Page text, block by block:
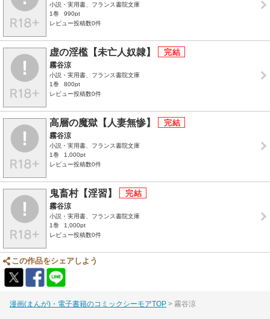
小説・実用書、フランス書院文庫
1巻
990pt
レビュー投稿数0件
虚の淫檻【未亡人奴隷】
霧谷涼
小説・実用書、フランス書院文庫
1巻
800pt
レビュー投稿数0件
高層の魔獄【人妻無惨】
霧谷涼
小説・実用書、フランス書院文庫
1巻
1,000pt
レビュー投稿数0件
鬼畜村【淫習】
霧谷涼
小説・実用書、フランス書院文庫
1巻
1,000pt
レビュー投稿数0件
この作品をシェアしよう
漫画(まんが)・電子書籍のコミックシーモアTOP 霧谷涼